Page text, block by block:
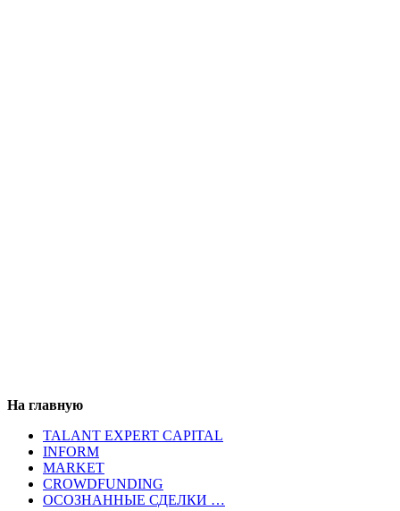
На главную
TALANT EXPERT CAPITAL
INFORM
MARKET
CROWDFUNDING
ОСОЗНАННЫЕ СДЕЛКИ …